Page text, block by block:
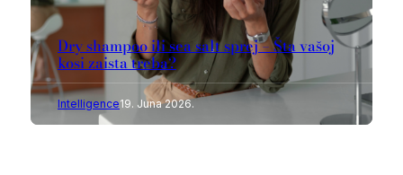
Dry shampoo ili sea salt sprej – Šta vašoj
kosi zaista treba?
Intelligence19. Juna 2026.